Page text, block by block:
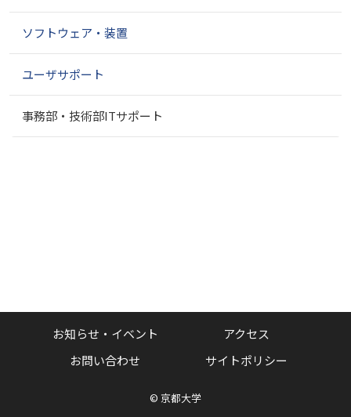
シ
ン
ソフトウェア・装置
ユーザサポート
事務部・技術部ITサポート
© 京都大学
お知らせ・イベント
アクセス
お問い合わせ
サイトポリシー